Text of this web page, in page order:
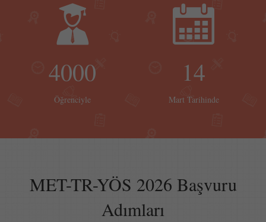
4000
Öğrenciyle
14
Mart Tarihinde
MET-TR-YÖS 2026 Başvuru
Adımları